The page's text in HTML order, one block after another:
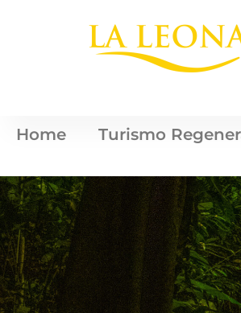
Home Turismo